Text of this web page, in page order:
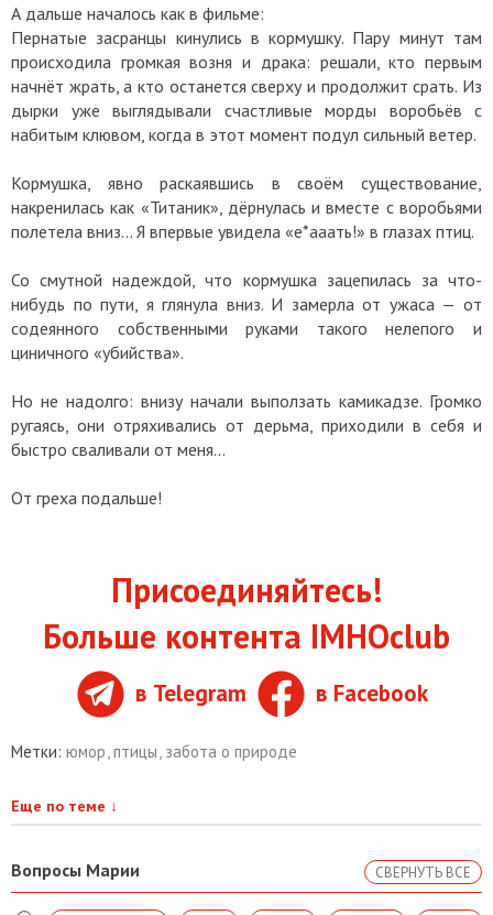
А дальше началось как в фильме:
Пернатые засранцы кинулись в кормушку. Пару минут там
происходила громкая возня и драка: решали, кто первым
начнёт жрать, а кто останется сверху и продолжит срать. Из
дырки уже выглядывали счастливые морды воробьёв с
набитым клювом, когда в этот момент подул сильный ветер.
Кормушка, явно раскаявшись в своём существование,
накренилась как «Титаник», дёрнулась и вместе с воробьями
полетела вниз... Я впервые увидела «е*ааать!» в глазах птиц.
Со смутной надеждой, что кормушка зацепилась за что-
нибудь по пути, я глянула вниз. И замерла от ужаса — от
содеянного собственными руками такого нелепого и
циничного «убийства».
Но не надолго: внизу начали выползать камикадзе. Громко
ругаясь, они отряхивались от дерьма, приходили в себя и
быстро сваливали от меня...
От греха подальше!
Присоединяйтесь!
Больше контента IMHOclub
в Telegram в Facebook
Метки: юмор,птицы, забота о природе
Еще по теме ↓
Вопросы Марии СВЕРНУТЬ ВСЕ